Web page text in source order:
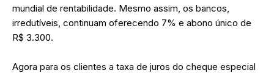
mundial de rentabilidade. Mesmo assim, os bancos,
irredutíveis, continuam oferecendo 7% e abono único de
R$ 3.300.
Agora para os clientes a taxa de juros do cheque especial